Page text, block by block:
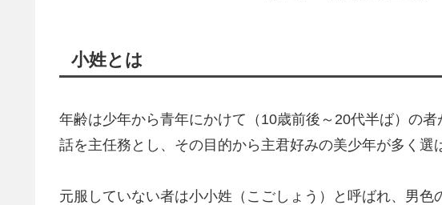
小姓とは
年齢は少年から青年にかけて（10歳前後～20代半ば）の
話を主任務とし、その目的から主君好みの美少年が多く選
元服していない者は小小姓（こごしょう）と呼ばれ、男色